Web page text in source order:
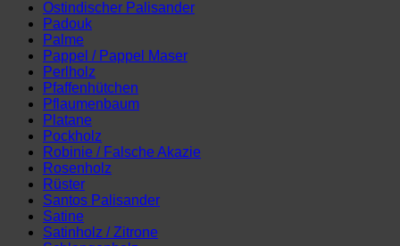
Ostindischer Palisander
Padouk
Palme
Pappel / Pappel Maser
Perlholz
Pfaffenhütchen
Pflaumenbaum
Platane
Pockholz
Robinie / Falsche Akazie
Rosenholz
Rüster
Santos Palisander
Satine
Satinholz / Zitrone